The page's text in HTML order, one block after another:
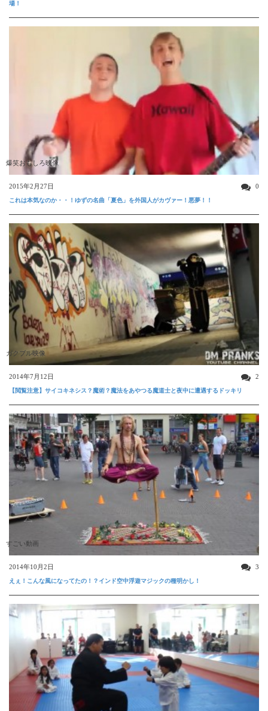
場！
爆笑おもしろ映像
2015年2月27日 0
これは本気なのか・・！ゆずの名曲「夏色」を外国人がカヴァー！悪夢！！
ガクブル映像
2014年7月12日 2
【閲覧注意】サイコキネシス？魔術？魔法をあやつる魔道士と夜中に遭遇するドッキリ
すごい動画
2014年10月2日 3
えぇ！こんな風になってたの！？インド空中浮遊マジックの種明かし！